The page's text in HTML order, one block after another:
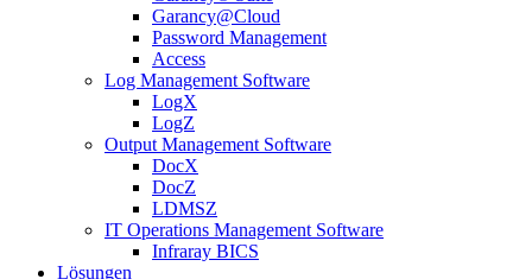
Garancy@Cloud
Password Management
Access
Log Management Software
LogX
LogZ
Output Management Software
DocX
DocZ
LDMSZ
IT Operations Management Software
Infraray BICS
Lösungen